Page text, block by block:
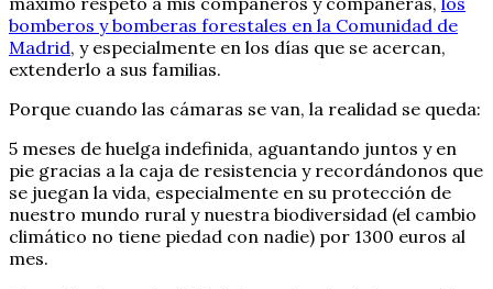
bomberos y bomberas forestales en la Comunidad de
Madrid, y especialmente en los días que se acercan,
extenderlo a sus familias.
Porque cuando las cámaras se van, la realidad se queda:
5 meses de huelga indefinida, aguantando juntos y en
pie gracias a la caja de resistencia y recordándonos que
se juegan la vida, especialmente en su protección de
nuestro mundo rural y nuestra biodiversidad (el cambio
climático no tiene piedad con nadie) por 1300 euros al
mes.